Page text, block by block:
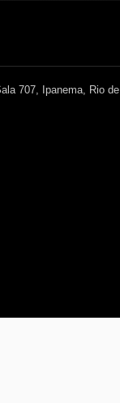
707, Ipanema, Rio de